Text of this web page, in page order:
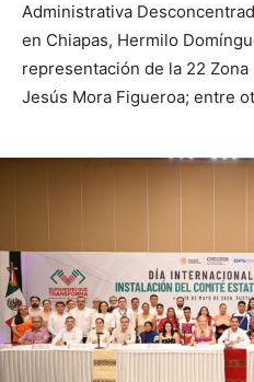
Administrativa
en Chiapas, Hermilo
representación de la 22 Zona
Jesús Mora Figueroa; entre